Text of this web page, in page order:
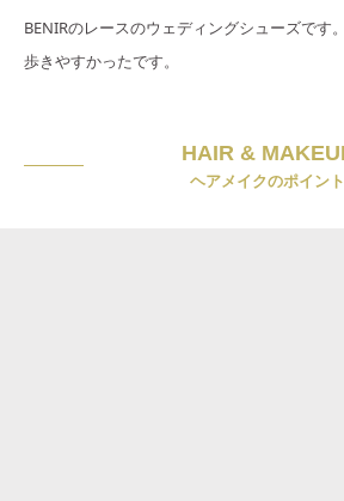
BENIRのレースのウェディングシューズです
歩きやすかったです。
HAIR &
ヘアメイクのポイント